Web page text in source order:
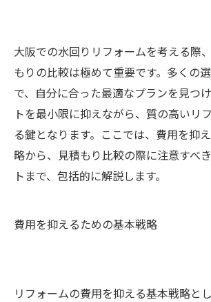
大阪での水回りリフォームを考える際
もりの比較は極めて重要です。多くの
で、自分に合った最適なプランを見つ
トを最小限に抑えながら、質の高いリ
る鍵となります。ここでは、費用を抑
略から、見積もり比較の際に注意すべ
トまで、包括的に解説します。
費用を抑えるための基本戦略
リフォームの費用を抑える基本戦略と